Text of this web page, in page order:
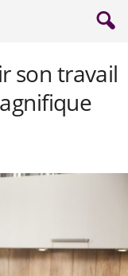
son travail